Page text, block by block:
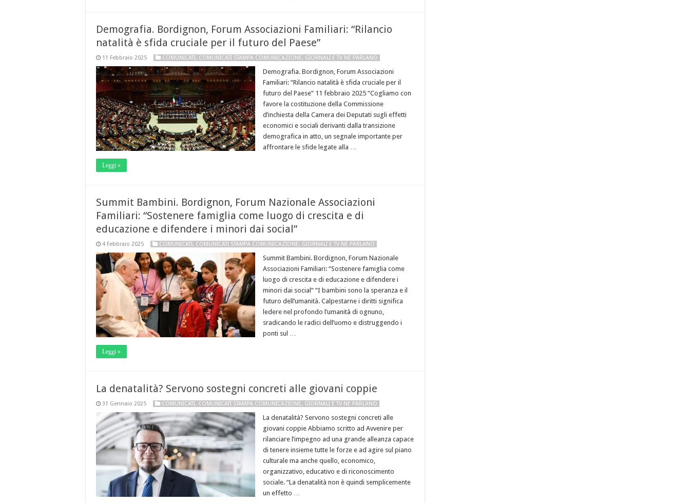
Demografia. Bordignon, Forum Associazioni Familiari: “Rilancio
natalità è sfida cruciale per il futuro del Paese”
11 Febbraio 2025 COMUNICATI, COMUNICATI STAMPA COMUNICAZIONE, GIORNALI E TV NE PARLANO
Demografia. Bordignon, Forum Associazioni
Familiari: “Rilancio natalità è sfida cruciale per il
futuro del Paese” 11 febbraio 2025 “Cogliamo con
favore la costituzione della Commissione
d’inchiesta della Camera dei Deputati sugli effetti
economici e sociali derivanti dalla transizione
demografica in atto, un segnale importante per
affrontare le sfide legate alla …
Leggi »
Summit Bambini. Bordignon, Forum Nazionale Associazioni
Familiari: “Sostenere famiglia come luogo di crescita e di
educazione e difendere i minori dai social”
4 Febbraio 2025 COMUNICATI, COMUNICATI STAMPA COMUNICAZIONE, GIORNALI E TV NE PARLANO
Summit Bambini. Bordignon, Forum Nazionale
Associazioni Familiari: “Sostenere famiglia come
luogo di crescita e di educazione e difendere i
minori dai social” “I bambini sono la speranza e il
futuro dell’umanità. Calpestarne i diritti significa
ledere nel profondo l’umanità di ognuno,
sradicando le radici dell’uomo e distruggendo i
ponti sul …
Leggi »
La denatalità? Servono sostegni concreti alle giovani coppie
31 Gennaio 2025 COMUNICATI, COMUNICATI STAMPA COMUNICAZIONE, GIORNALI E TV NE PARLANO
La denatalità? Servono sostegni concreti alle
giovani coppie Abbiamo scritto ad Avvenire per
rilanciare l’impegno ad una grande alleanza capace
di tenere insieme tutte le forze e ad agire sul piano
culturale ma anche quello, economico,
organizzativo, educativo e di riconoscimento
sociale. “La denatalità non è quindi semplicemente
un effetto …